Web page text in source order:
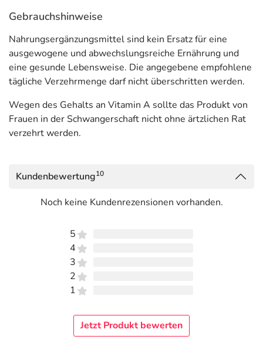
Gebrauchshinweise
Nahrungsergänzungsmittel sind kein Ersatz für eine
ausgewogene und abwechslungsreiche Ernährung und
eine gesunde Lebensweise. Die angegebene empfohlene
tägliche Verzehrmenge darf nicht überschritten werden.
Wegen des Gehalts an Vitamin A sollte das Produkt von
Frauen in der Schwangerschaft nicht ohne ärtzlichen Rat
verzehrt werden.
Kundenbewertung10
Noch keine Kundenrezensionen vorhanden.
5
4
3
2
1
Jetzt Produkt bewerten